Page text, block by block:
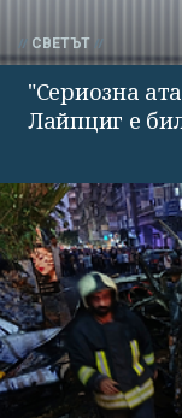
СВЕТЪТ
"Сериозна
Лайпциг е